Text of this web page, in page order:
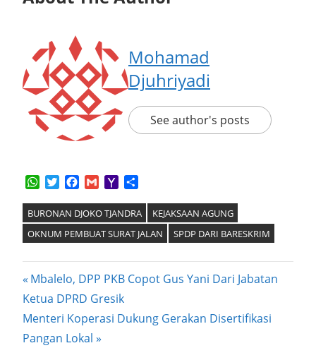
Mohamad
Djuhriyadi
See author's posts
WhatsApp
TwitterFacebook
GmailYahoo
BURONAN DJOKO TJANDRA
KEJAKSAAN AGUNG
OKNUM PEMBUAT SURAT JALAN
SPDP DARI BARESKRIM
Post
navigation
Previous
Post:
Mbalelo, DPP PKB Copot Gus Yani Dari Jabatan
Ketua DPRD Gresik
Next
Post:
Menteri Koperasi Dukung Gerakan Disertifikasi
Pangan Lokal